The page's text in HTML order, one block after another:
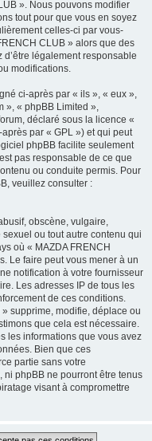
». Nous pouvons modifier
tout pour que vous en soyez
celles-ci par vous-
CLUB » alors que des
légalement responsable
modifications.
ci-après par « ils », « eux »,
», « phpBB Limited »,
déclaré sous la licence «
par « GPL ») et qui peut
phpBB facilite seulement
pas responsable de ce que
ou conduite permis. Pour
veuillez consulter :
obscène, vulgaire,
ou tout autre contenu qui
où « MAZDA FRENCH
Le faire peut vous mener à un
notification à votre fournisseur
Les adresses IP de tous les
de ces conditions.
supprime, modifie, déplace ou
que cela est nécessaire.
les informations que vous avez
Bien que ces
partie sans votre
ni phpBB ne pourront être tenus
visant à compromettre